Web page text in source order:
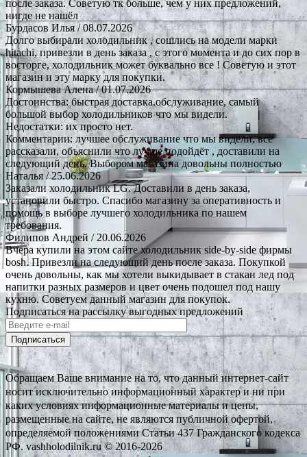
после заказа. Советую тк больше, чем у них предложений,
нигде не нашёл
Бурдасов Илья/ 08.07.2026
Долго выбирали холодильник , сошлись на модели марки
hitachi, привезли в день заказа , с этого момента и до сих пор в
восторге, холодильник может буквально все ! Советую и этот
магазин и эту марку для покупки.
Кормышева Алена/ 01.07.2026
Достоинства: быстрая доставка.обслуживание, самый
большой выбор холодильников что мы видели.
Недостатки: их просто нет.
Комментарии: лучшее обслуживание что мы видели, все
рассказали, объяснили что лучше подойдёт , доставили на
следующий день. Выбором магазина довольны полностью
Наталья/ 25.06.2026
Заказали холодильник LG. Доставили в день заказа,
установили быстро. Спасибо магазину за оперативность и
помощь в выборе лучшего холодильника по нашем
требования.
Филипов Андрей / 20.06.2026
Вчера купили на этом сайте холодильник side-by-side фирмы
bosh. Привезли на следующий день после заказа. Покупкой
очень довольны, как мы хотели выкидывает в стакан лед под
напитки разных размеров и цвет очень подошел под нашу
кухню. Советуем данный магазин для покупок.
Подписаться на рассылку выгодных предложений
Подписаться
Обращаем Ваше внимание на то, что данный интернет-сайт
носит исключительно информационный характер и ни при
каких условиях информационные материалы и цены,
размещенные на сайте, не являются публичной офертой,
определяемой положениями Статьи 437 Гражданского кодекса
РФ. vashholodilnik.ru © 2016-2026